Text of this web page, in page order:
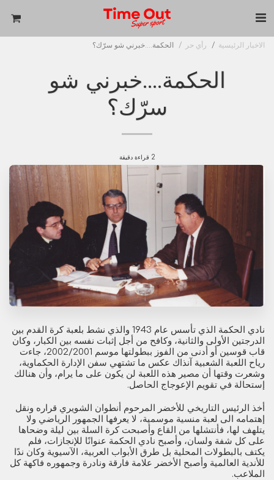
الاخبار الرئيسية رأي حر الحكمة....خبرني شو سرّك؟
الحكمة....خبرني شو
سرّك؟
2 قراءة دقيقة
نادي الحكمة الذي تأسس عام 1943 والذي نشط بلعبة كرة القدم بين
الدرجتين الأولى والثانية، وكافح من أجل إثبات نفسه بين الكبار، وكان
قاب قوسين أو أدنى من الفوز ببطولتها موسم 2002/2001، جاءت
رياح اللعبة الشعبية آنذاك عكس ما تشتهي سفن الإدارة الحكماوية،
وشعرت وقتها أن مصير هذه اللعبة لن يكون على ما يرام، وأن هنالك
إستحالة في تقويم الإعوجاج الحاصل.
أخذ الرئيس التاريخي للأخضر المرحوم أنطوان الشويري قراره ونقل
إهتمامه الى لعبة منسية موسمية، لا يعرفها الجمهور الرياضي ولا
يتلهف لها، فأنتشلها من القاع وأصبحت كرة السلة بين ليلة وضحاها
على كل شفة ولسان، وأصبح نادي الحكمة عنوانًا للإنجازات، فلم
يكتف بالبطولات المحلية بل طرق الأبواب العربية، الآسيوية وكان ندًا
للأندية العالمية وأصبح الأخضر علامة فارقة ونادرة وجمهوره فاكهة كل
الملاعب.